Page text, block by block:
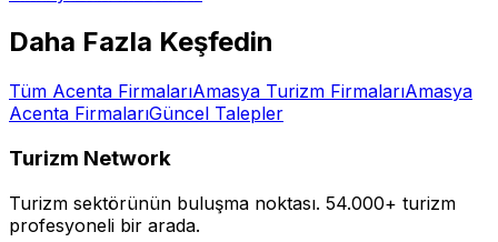
Daha Fazla Keşfedin
Tüm Acenta FirmalarıAmasya Turizm FirmalarıAmasya
Acenta FirmalarıGüncel Talepler
Turizm Network
Turizm sektörünün buluşma noktası. 54.000+ turizm
profesyoneli bir arada.